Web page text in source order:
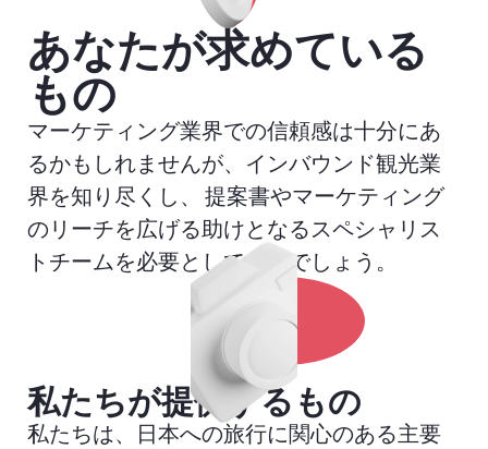
あなたが求めている
もの
マーケティング業界での信頼感は十分にあ
るかもしれませんが、インバウンド観光業
界を知り尽くし、 提案書やマーケティング
のリーチを広げる助けとなるスペシャリス
トチームを必要としているでしょう。
私たちが提供するもの
私たちは、日本への旅行に関心のある主要